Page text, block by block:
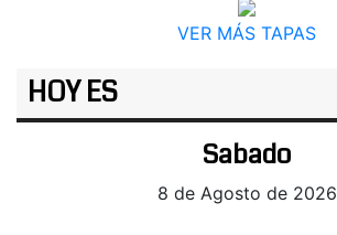
VER MÁS TAPAS
HOY ES
Sabado
8 de Agosto de 2026